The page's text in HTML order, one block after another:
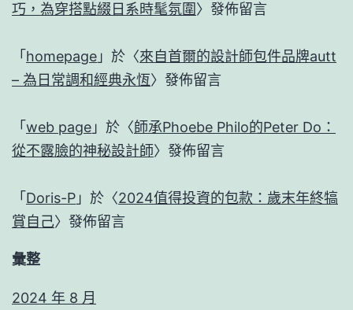
巧，為穿搭點綴日系時髦氛圍〉發佈留言
「 homepage 」於〈來自首爾的設計師包件品牌autt
– 為日常調和經典永恆〉發佈留言
「 web page 」於〈師承Phoebe Philo的Peter Do：
從不露臉的神秘設計師〉發佈留言
「 Doris-P 」於〈2024值得投資的包款：歲末年終犒
賞自己〉發佈留言
彙整
2024 年 8 月